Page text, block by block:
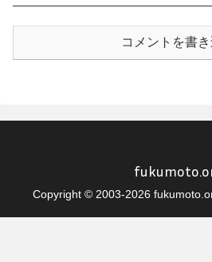
コメントを書
Copyright © 2003-2026